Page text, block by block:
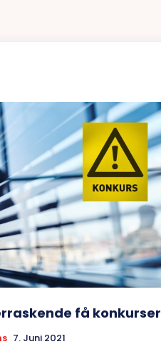
få konkurser
7. Juni 2021